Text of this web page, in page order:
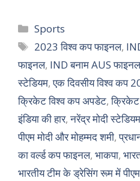
Sports
2023 विश्व कप फाइनल,
फाइनल, IND बनाम AUS फाइनल
स्टेडियम,एक दिवसीय विश्व कप
क्रिकेट विश्व कप अपडेट,
इंडिया की हार,नरेंद्र मोदी स्टेडियम
पीएम मोदी और मोहम्मद शमी,
का वर्ल्ड कप फाइनल, भाकपा,
भारतीय टीम के ड्रेसिंग रूम में पीएम